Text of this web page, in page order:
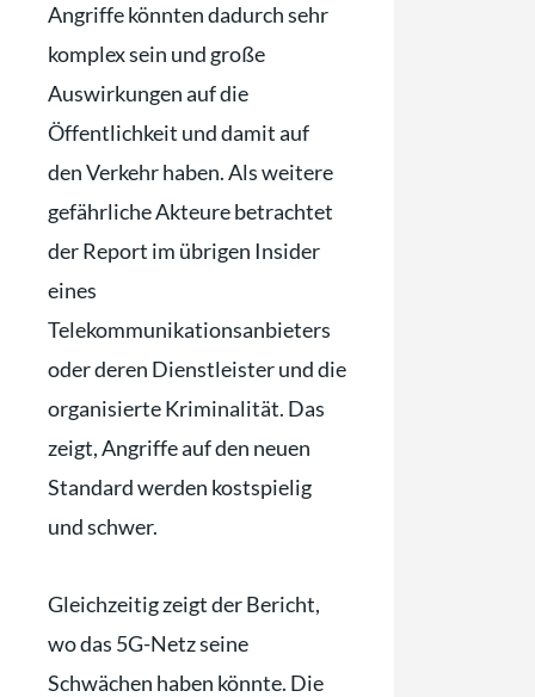
Angriffe könnten dadurch sehr
komplex sein und große
Auswirkungen auf die
Öffentlichkeit und damit auf
den Verkehr haben. Als weitere
gefährliche Akteure betrachtet
der Report im übrigen Insider
eines
Telekommunikationsanbieters
oder deren Dienstleister und die
organisierte Kriminalität. Das
zeigt, Angriffe auf den neuen
Standard werden kostspielig
und schwer.
Gleichzeitig zeigt der Bericht,
wo das 5G-Netz seine
Schwächen haben könnte. Die